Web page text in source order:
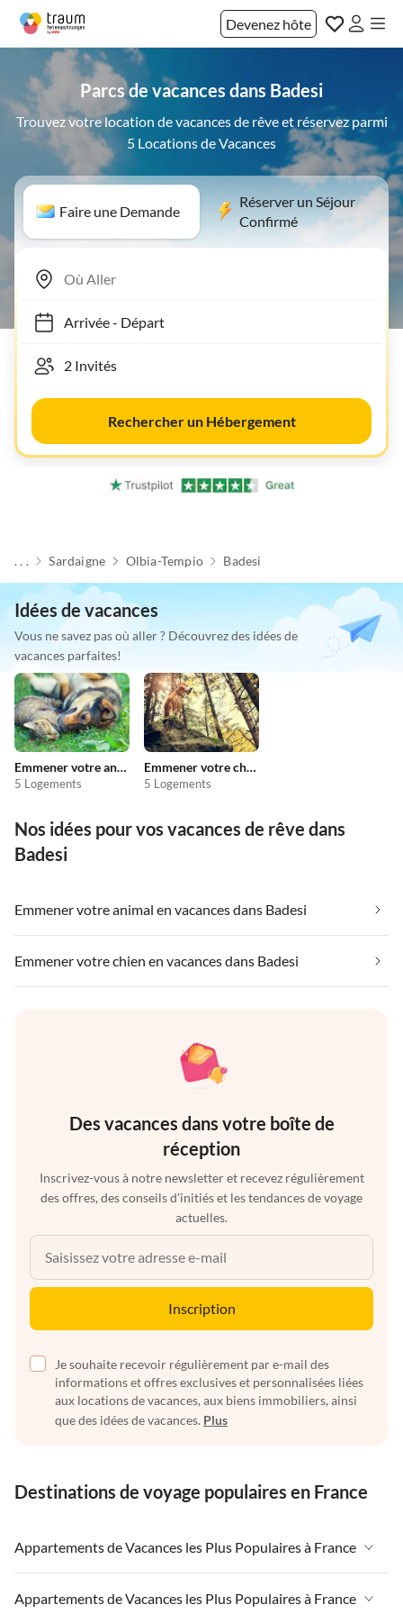
Devenez hôte
Parcs de vacances dans Badesi
Trouvez votre location de vacances de rêve et réservez parmi
5 Locations de Vacances
Faire une Demande
Réserver un Séjour
Confirmé
Arrivée- Départ
Rechercher un Hébergement
. . . Sardaigne Olbia-Tempio Badesi
Idées de vacances
Vous ne savez pas où aller ? Découvrez des idées de
vacances parfaites!
Emmener votre animal en vacances
5 Logements
Emmener votre chien en vacances
5 Logements
Nos idées pour vos vacances de rêve dans
Badesi
Emmener votre animal en vacances dans Badesi
Emmener votre chien en vacances dans Badesi
Des vacances dans votre boîte de
réception
Inscrivez-vous à notre newsletter et recevez régulièrement
des offres, des conseils d'initiés et les tendances de voyage
actuelles.
Inscription
Je souhaite recevoir régulièrement par e-mail des
informations et offres exclusives et personnalisées liées
aux locations de vacances, aux biens immobiliers, ainsi
que des idées de vacances. Plus
Destinations de voyage populaires en France
Appartements de Vacances les Plus Populaires à France
Appartements de Vacances à France
Appartements de Vacances les Plus Populaires à France